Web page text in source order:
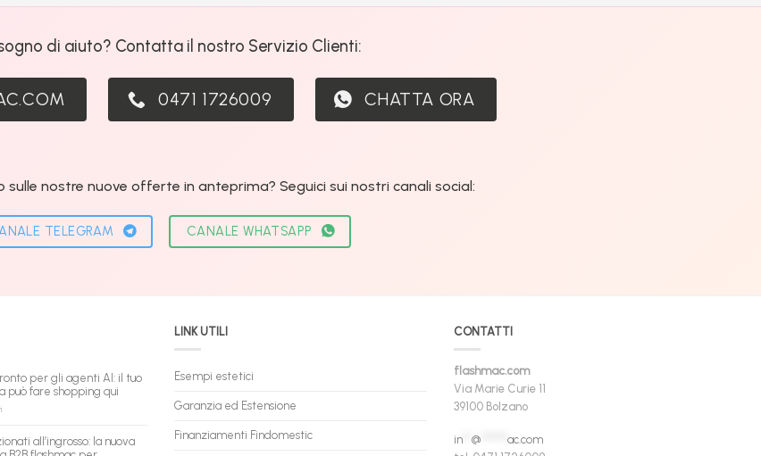
di aiuto? Contatta il nostro Servizio Clienti:
0471 1726009 CHATTA ORA
nostre nuove offerte in anteprima? Seguici sui nostri canali social:
TELEGRAM CANALE WHATSAPP
per gli agenti AI: il tuo
può fare shopping qui
su
pronto
all’ingrosso: la nuova
LINK UTILI
Esempi estetici
Garanzia ed Estensione
Finanziamenti Findomestic
CONTATTI
flashmac.com
Via Marie Curie 11
39100 Bolzano
in** @****** ac.com